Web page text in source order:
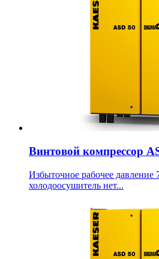
Винтовой компрессор
Избыточное рабочее давление
холодоосушитель нет...